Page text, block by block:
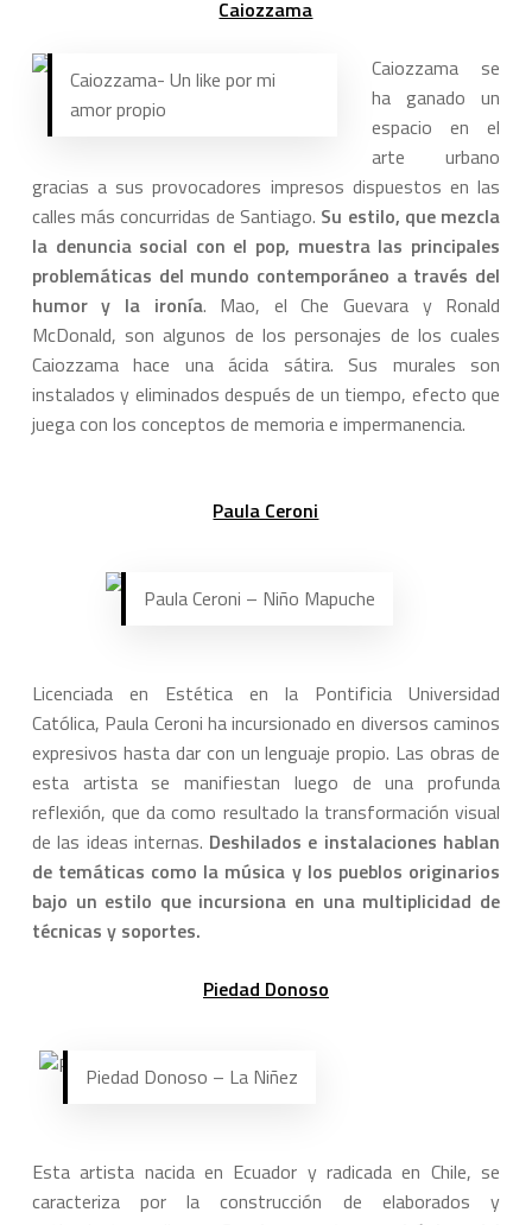
Caiozzama
Caiozzama- Un like por mi
amor propio
Caiozzama se
ha ganado un
espacio en el
arte urbano
gracias a sus provocadores impresos dispuestos en las
calles más concurridas de Santiago. Su estilo, que mezcla
la denuncia social con el pop, muestra las principales
problemáticas del mundo contemporáneo a través del
humor y la ironía. Mao, el Che Guevara y Ronald
McDonald, son algunos de los personajes de los cuales
Caiozzama hace una ácida sátira. Sus murales son
instalados y eliminados después de un tiempo, efecto que
juega con los conceptos de memoria e impermanencia.
Paula Ceroni
Paula Ceroni – Niño Mapuche
Licenciada en Estética en la Pontificia Universidad
Católica, Paula Ceroni ha incursionado en diversos caminos
expresivos hasta dar con un lenguaje propio. Las obras de
esta artista se manifiestan luego de una profunda
reflexión, que da como resultado la transformación visual
de las ideas internas. Deshilados e instalaciones hablan
de temáticas como la música y los pueblos originarios
bajo un estilo que incursiona en una multiplicidad de
técnicas y soportes.
Piedad Donoso
Piedad Donoso – La Niñez
Esta artista nacida en Ecuador y radicada en Chile, se
caracteriza por la construcción de elaborados y